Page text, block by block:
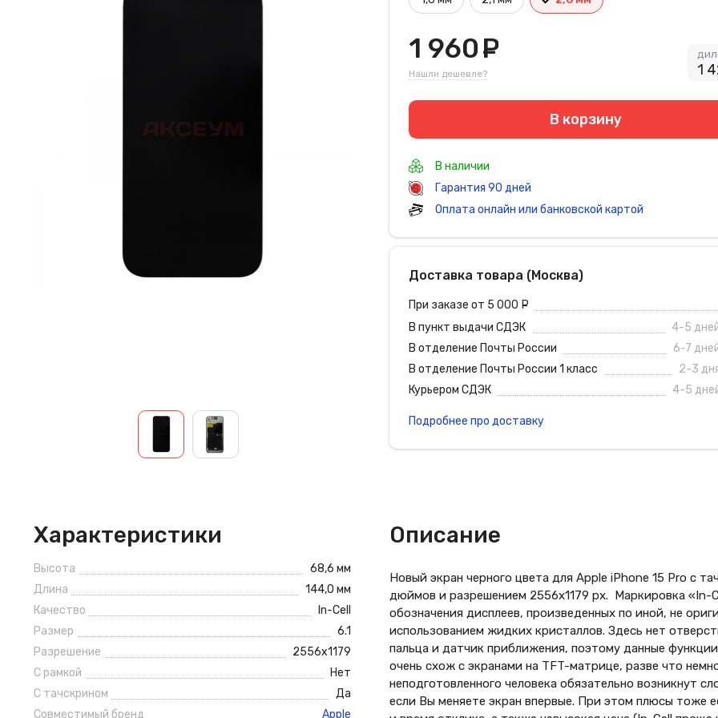
1 960
Нашли дешевле? 1
В корзину
В наличии
Гарантия 90 дней
Оплата онлайн или банковской картой
Доставка товара (Москва)
При заказе от 5 000
В пункт выдачи СДЭК
4-5
В отделение Почты России
6-7
В отделение Почты России 1 класс
2-3
Курьером СДЭК
4-5
Подробнее про доставку
Характеристики
Высота
68,6 мм
Длина
144,0 мм
Качество
In-Cell
Размер
6.1
Разрешение
2556х1179
С рамкой
Нет
С тачскрином
Да
Совместимый бренд
Apple
Описание
Новый экран черного цвета для Apple iPhone 15 Pro с
дюймов и разрешением 2556х1179 px. Маркировка «In-
обозначения дисплеев, произведенных по иной, не
использованием жидких кристаллов. Здесь нет
пальца и датчик приближения, поэтому данные
очень схож с экранами на TFT-матрице, разве что
неподготовленного человека обязательно возникнут
если Вы меняете экран впервые. При этом плюсы тоже